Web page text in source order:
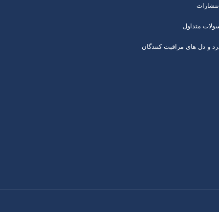
انتشارات
متداول
و دل های مراقبت کنندگان